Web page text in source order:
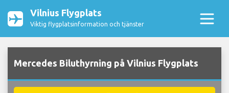
Vilnius Flygplats
Viktig flygplatsinformation och tjänster
Mercedes Biluthyrning på Vilnius Flygplats